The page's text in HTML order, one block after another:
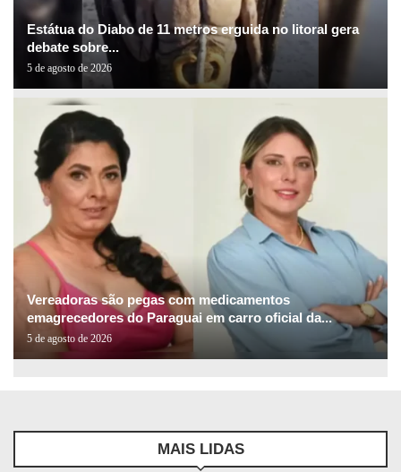
Estátua do Diabo de 11 metros erguida no litoral gera
debate sobre...
5 de agosto de 2026
Vereadoras são pegas com medicamentos
emagrecedores do Paraguai em carro oficial da...
5 de agosto de 2026
MAIS LIDAS